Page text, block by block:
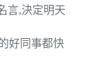
言,決定明天
好同事都快